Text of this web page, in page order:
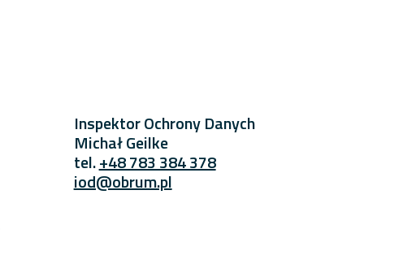
Inspektor Ochrony Danych
Michał Geilke
tel.+48 783 384 378
iod@obrum.pl